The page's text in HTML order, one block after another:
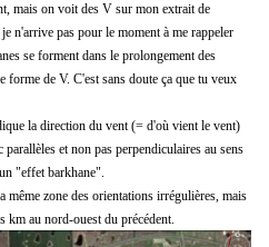
mais on voit des V sur mon extrait de
n'arrive pas pour le moment à me rappeler
se forment dans le prolongement des
forme de V. C'est sans doute ça que tu veux
la direction du vent (= d'où vient le vent)
et non pas perpendiculaires au sens
"effet barkhane".
même zone des orientations irrégulières, mais
km au nord-ouest du précédent.